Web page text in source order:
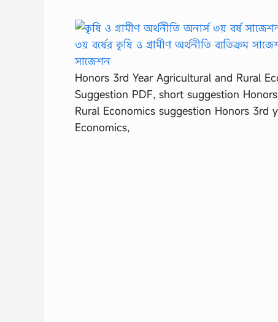
Honors 3rd Year Agricultural and Rural
Suggestion PDF, short suggestion
Rural Economics suggestion Honors 3rd
Economics,